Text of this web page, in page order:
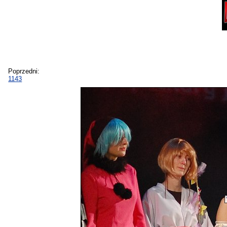
Poprzedni:
1143